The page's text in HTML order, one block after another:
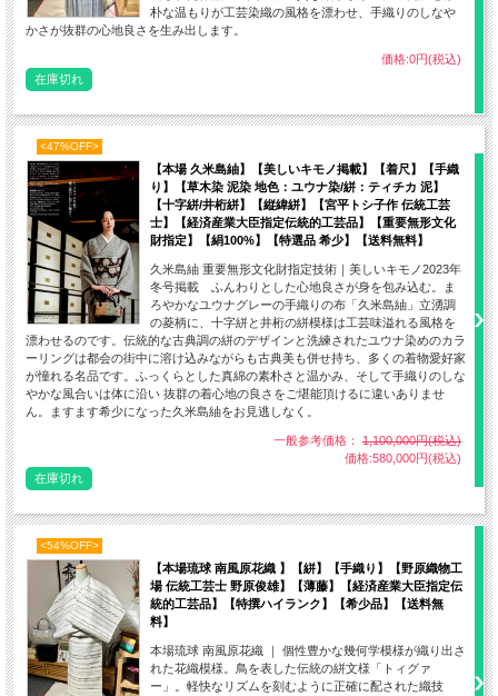
朴な温もりが工芸染織の風格を漂わせ、手織りのしなや
かさが抜群の心地良さを生み出します。
価格:0円(税込)
在庫切れ
<47%OFF>
【本場 久米島紬】【美しいキモノ掲載】【着尺】【手織
り】【草木染 泥染 地色：ユウナ染/絣：ティチカ 泥】
【十字絣/井桁絣】【縦緯絣】【宮平トシ子作 伝統工芸
士】【経済産業大臣指定伝統的工芸品】【重要無形文化
財指定】【絹100%】【特選品 希少】【送料無料】
久米島紬 重要無形文化財指定技術｜美しいキモノ2023年
冬号掲載 ふんわりとした心地良さが身を包み込む。ま
ろやかなユウナグレーの手織りの布「久米島紬」立湧調
の菱柄に、十字絣と井桁の絣模様は工芸味溢れる風格を
漂わせるのです。伝統的な古典調の絣のデザインと洗練されたユウナ染めのカラ
ーリングは都会の街中に溶け込みながらも古典美も併せ持ち、多くの着物愛好家
が憧れる名品です。ふっくらとした真綿の素朴さと温かみ、そして手織りのしな
やかな風合いは体に沿い 抜群の着心地の良さをご堪能頂けるに違いありませ
ん。ますます希少になった久米島紬をお見逃しなく。
一般参考価格： 1,100,000円(税込)
価格:580,000円(税込)
在庫切れ
<54%OFF>
【本場琉球 南風原花織 】【絣】【手織り】【野原織物工
場 伝統工芸士 野原俊雄】【薄藤】【経済産業大臣指定伝
統的工芸品】【特撰ハイランク】【希少品】【送料無
料】
本場琉球 南風原花織 ｜ 個性豊かな幾何学模様が織り出さ
れた花織模様。鳥を表した伝統の絣文様「トィグァ
ー」。軽快なリズムを刻むように正確に配された織技